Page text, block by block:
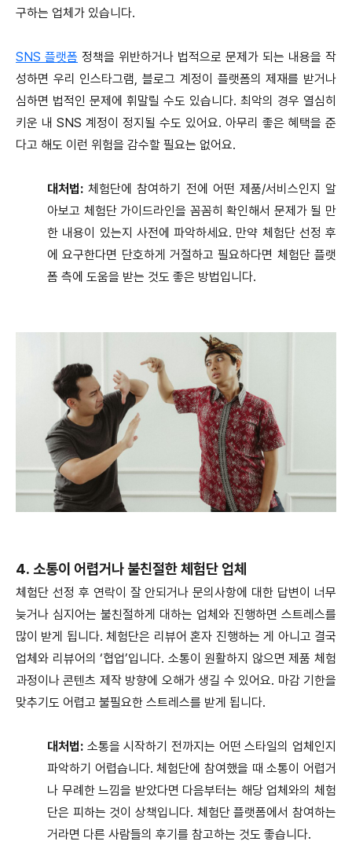
구하는 업체가 있습니다.
SNS 플랫폼 정책을 위반하거나 법적으로 문제가 되는 내용을 작
성하면 우리 인스타그램, 블로그 계정이 플랫폼의 제재를 받거나
심하면 법적인 문제에 휘말릴 수도 있습니다. 최악의 경우 열심히
키운 내 SNS 계정이 정지될 수도 있어요. 아무리 좋은 혜택을 준
다고 해도 이런 위험을 감수할 필요는 없어요.
대처법:체험단에 참여하기 전에 어떤 제품/서비스인지 알
아보고 체험단 가이드라인을 꼼꼼히 확인해서 문제가 될 만
한 내용이 있는지 사전에 파악하세요. 만약 체험단 선정 후
에 요구한다면 단호하게 거절하고 필요하다면 체험단 플랫
폼 측에 도움을 받는 것도 좋은 방법입니다.
4. 소통이 어렵거나 불친절한 체험단 업체
체험단 선정 후 연락이 잘 안되거나 문의사항에 대한 답변이 너무
늦거나 심지어는 불친절하게 대하는 업체와 진행하면 스트레스를
많이 받게 됩니다. 체험단은 리뷰어 혼자 진행하는 게 아니고 결국
업체와 리뷰어의 ‘협업’입니다. 소통이 원활하지 않으면 제품 체험
과정이나 콘텐츠 제작 방향에 오해가 생길 수 있어요. 마감 기한을
맞추기도 어렵고 불필요한 스트레스를 받게 됩니다.
대처법: 소통을 시작하기 전까지는 어떤 스타일의 업체인지
파악하기 어렵습니다. 체험단에 참여했을 때 소통이 어렵거
나 무례한 느낌을 받았다면 다음부터는 해당 업체와의 체험
단은 피하는 것이 상책입니다. 체험단 플랫폼에서 참여하는
거라면 다른 사람들의 후기를 참고하는 것도 좋습니다.